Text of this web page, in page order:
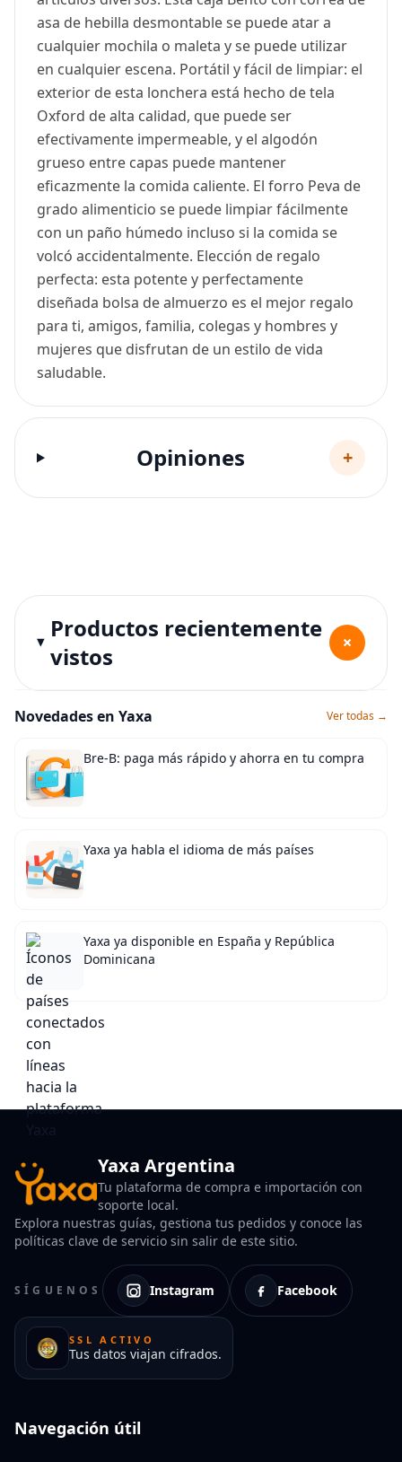
asa de hebilla desmontable se puede atar a
cualquier mochila o maleta y se puede utilizar
en cualquier escena. Portátil y fácil de limpiar: el
exterior de esta lonchera está hecho de tela
Oxford de alta calidad, que puede ser
efectivamente impermeable, y el algodón
grueso entre capas puede mantener
eficazmente la comida caliente. El forro Peva de
grado alimenticio se puede limpiar fácilmente
con un paño húmedo incluso si la comida se
volcó accidentalmente. Elección de regalo
perfecta: esta potente y perfectamente
diseñada bolsa de almuerzo es el mejor regalo
para ti, amigos, familia, colegas y hombres y
mujeres que disfrutan de un estilo de vida
saludable.
Opiniones +
Productos recientemente
vistos
+
Novedades en Yaxa Ver todas →
Bre-B: paga más rápido y ahorra en tu compra
Yaxa ya habla el idioma de más países
Yaxa ya disponible en España y República
Dominicana
Yaxa Argentina
Tu plataforma de compra e importación con
soporte local.
Explora nuestras guías, gestiona tus pedidos y conoce las
políticas clave de servicio sin salir de este sitio.
SÍGUENOS Instagram Facebook
SSL ACTIVO
Tus datos viajan cifrados.
Navegación útil